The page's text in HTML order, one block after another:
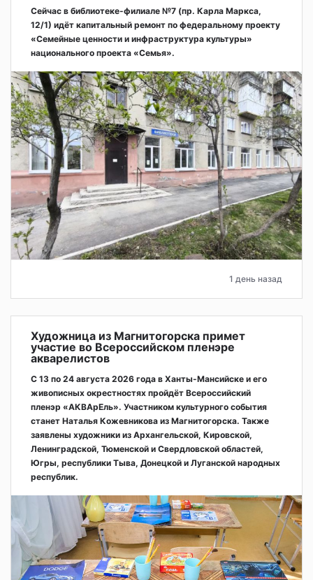
Сейчас в библиотеке-филиале №7 (пр. Карла Маркса,
12/1) идёт капитальный ремонт по федеральному проекту
«Семейные ценности и инфраструктура культуры»
национального проекта «Семья».
1 день назад
Художница из Магнитогорска примет
участие во Всероссийском пленэре
акварелистов
С 13 по 24 августа 2026 года в Ханты-Мансийске и его
живописных окрестностях пройдёт Всероссийский
пленэр «АКВАрЕль». Участником культурного события
станет Наталья Кожевникова из Магнитогорска. Также
заявлены художники из Архангельской, Кировской,
Ленинградской, Тюменской и Свердловской областей,
Югры, республики Тыва, Донецкой и Луганской народных
республик.